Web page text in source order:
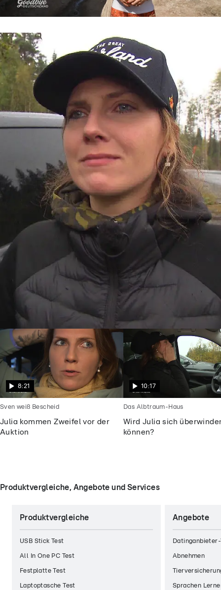
Goodbye Deutschland
„Ich kann einfach nicht mehr“ – Levke
kämpft verzweifelt um ihre Scheidung
Goodbye Deutschland
Julia will endlich frei sein vom
Alptraummann
8:21
Julia kommen Zweifel vor der
Auktion
Sven weiß Bescheid
10:17
Wird Julia sich
können?
Das Albtraum-Haus
Produktvergleiche, Angebote und Services
Produktvergleiche
USB Stick Test
All In One PC Test
Festplatte Test
Laptoptasche Test
Angebote
Abnehmen
Sprachen